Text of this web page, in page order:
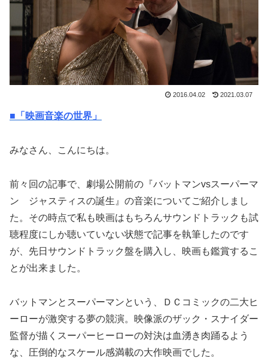
2016.04.02 2021.03.07
■「映画音楽の世界」
みなさん、こんにちは。
前々回の記事で、劇場公開前の『バットマンvsスーパーマ
ン ジャスティスの誕生』の音楽についてご紹介しまし
た。その時点で私も映画はもちろんサウンドトラックも試
聴程度にしか聴いていない状態で記事を執筆したのです
が、先日サウンドトラック盤を購入し、映画も鑑賞するこ
とが出来ました。
バットマンとスーパーマンという、ＤＣコミックの二大ヒ
ーローが激突する夢の競演。映像派のザック・スナイダー
監督が描くスーパーヒーローの対決は血湧き肉踊るよう
な、圧倒的なスケール感満載の大作映画でした。